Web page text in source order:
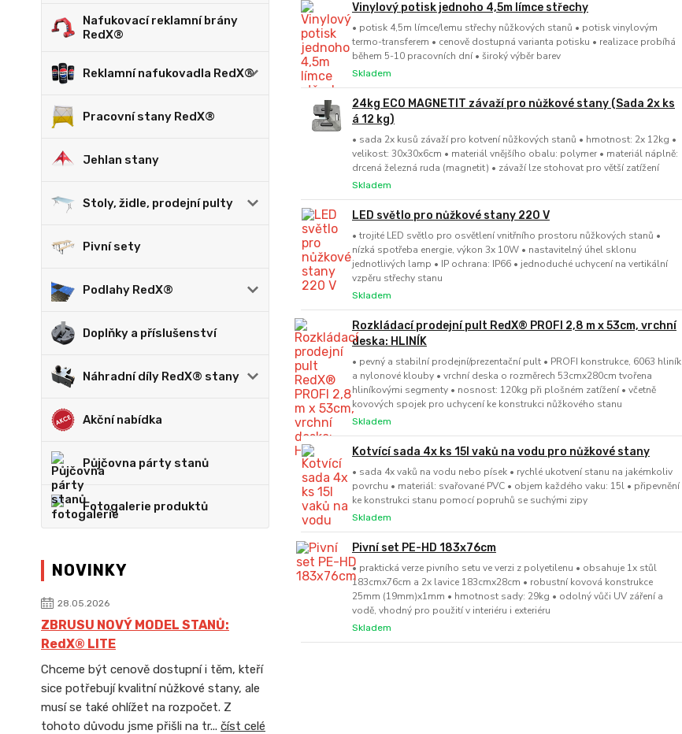
Nafukovací reklamní brány
RedX®
Reklamní nafukovadla RedX®
Pracovní stany RedX®
Jehlan stany
Stoly, židle, prodejní pulty
Pivní sety
Podlahy RedX®
Doplňky a příslušenství
Náhradní díly RedX® stany
Akční nabídka
Půjčovna párty stanů
Fotogalerie produktů
NOVINKY
28.05.2026
ZBRUSU NOVÝ MODEL STANŮ:
RedX® LITE
Chceme být cenově dostupní i těm, kteří
sice potřebují kvalitní nůžkové stany, ale
musí se také ohlížet na rozpočet. Z
tohoto důvodu jsme přišli na tr... číst celé
Vinylový potisk jednoho 4,5m límce střechy
• potisk 4,5m límce/lemu střechy nůžkových stanů • potisk vinylovým
termo-transferem • cenově dostupná varianta potisku • realizace probíhá
během 5-10 pracovních dní • široký výběr barev
Skladem
24kg ECO MAGNETIT závaží pro nůžkové stany (Sada 2x ks
á 12 kg)
• sada 2x kusů závaží pro kotvení nůžkových stanů • hmotnost: 2x 12kg •
velikost: 30x30x6cm • materiál vnějšího obalu: polymer • materiál náplně:
drcená železná ruda (magnetit) • závaží lze stohovat pro větší zatížení
Skladem
LED světlo pro nůžkové stany 220 V
• trojité LED světlo pro osvětlení vnitřního prostoru nůžkových stanů •
nízká spotřeba energie, výkon 3x 10W • nastavitelný úhel sklonu
jednotlivých lamp • IP ochrana: IP66 • jednoduché uchycení na vertikální
vzpěru střechy stanu
Skladem
Rozkládací prodejní pult RedX® PROFI 2,8 m x 53cm, vrchní
deska: HLINÍK
• pevný a stabilní prodejní/prezentační pult • PROFI konstrukce, 6063 hliník
a nylonové klouby • vrchní deska o rozměrech 53cmx280cm tvořena
hliníkovými segmenty • nosnost: 120kg při plošném zatížení • včetně
kovových spojek pro uchycení ke konstrukci nůžkového stanu
Skladem
Kotvící sada 4x ks 15l vaků na vodu pro nůžkové stany
• sada 4x vaků na vodu nebo písek • rychlé ukotvení stanu na jakémkoliv
povrchu • materiál: svařované PVC • objem každého vaku: 15l • připevnění
ke konstrukci stanu pomocí popruhů se suchými zipy
Skladem
Pivní set PE-HD 183x76cm
• praktická verze pivního setu ve verzi z polyetilenu • obsahuje 1x stůl
183cmx76cm a 2x lavice 183cmx28cm • robustní kovová konstrukce
25mm (19mm)x1mm • hmotnost sady: 29kg • odolný vůči UV záření a
vodě, vhodný pro použití v interiéru i exteriéru
Skladem